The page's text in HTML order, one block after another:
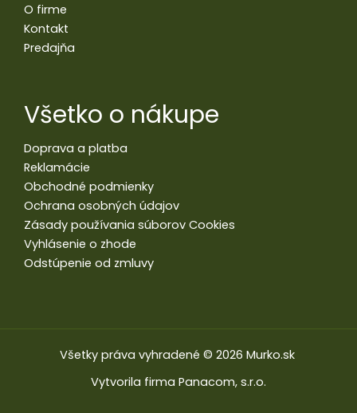
O firme
Kontakt
Predajňa
Všetko o nákupe
Doprava a platba
Reklamácie
Obchodné podmienky
Ochrana osobných údajov
Zásady používania súborov Cookies
Vyhlásenie o zhode
Odstúpenie od zmluvy
Všetky práva vyhradené © 2026 Murko.sk
Vytvorila firma Panacom, s.r.o.